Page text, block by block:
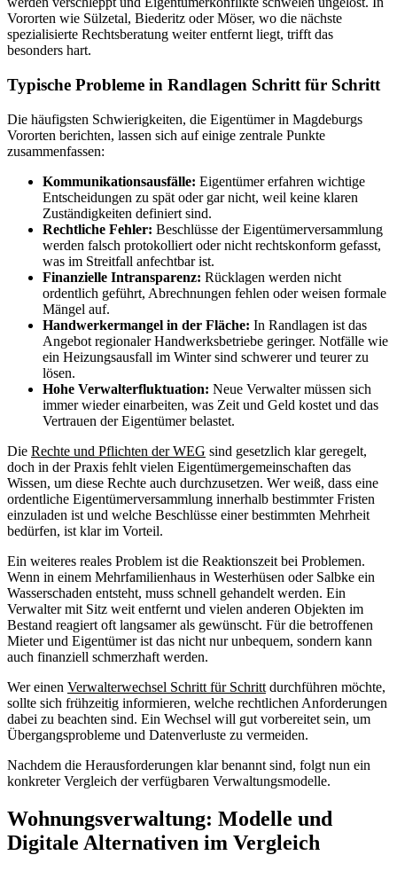
Vororten wie Sülzetal, Biederitz oder Möser, wo die nächste
spezialisierte Rechtsberatung weiter entfernt liegt, trifft das
besonders hart.
Typische Probleme in Randlagen Schritt für Schritt
Die häufigsten Schwierigkeiten, die Eigentümer in Magdeburgs
Vororten berichten, lassen sich auf einige zentrale Punkte
zusammenfassen:
Kommunikationsausfälle: Eigentümer erfahren wichtige
Entscheidungen zu spät oder gar nicht, weil keine klaren
Zuständigkeiten definiert sind.
Rechtliche Fehler: Beschlüsse der Eigentümerversammlung
werden falsch protokolliert oder nicht rechtskonform gefasst,
was im Streitfall anfechtbar ist.
Finanzielle Intransparenz: Rücklagen werden nicht
ordentlich geführt, Abrechnungen fehlen oder weisen formale
Mängel auf.
Handwerkermangel in der Fläche: In Randlagen ist das
Angebot regionaler Handwerksbetriebe geringer. Notfälle wie
ein Heizungsausfall im Winter sind schwerer und teurer zu
lösen.
Hohe Verwalterfluktuation: Neue Verwalter müssen sich
immer wieder einarbeiten, was Zeit und Geld kostet und das
Vertrauen der Eigentümer belastet.
Die Rechte und Pflichten der WEG sind gesetzlich klar geregelt,
doch in der Praxis fehlt vielen Eigentümergemeinschaften das
Wissen, um diese Rechte auch durchzusetzen. Wer weiß, dass eine
ordentliche Eigentümerversammlung innerhalb bestimmter Fristen
einzuladen ist und welche Beschlüsse einer bestimmten Mehrheit
bedürfen, ist klar im Vorteil.
Ein weiteres reales Problem ist die Reaktionszeit bei Problemen.
Wenn in einem Mehrfamilienhaus in Westerhüsen oder Salbke ein
Wasserschaden entsteht, muss schnell gehandelt werden. Ein
Verwalter mit Sitz weit entfernt und vielen anderen Objekten im
Bestand reagiert oft langsamer als gewünscht. Für die betroffenen
Mieter und Eigentümer ist das nicht nur unbequem, sondern kann
auch finanziell schmerzhaft werden.
Wer einen Verwalterwechsel Schritt für Schritt durchführen möchte,
sollte sich frühzeitig informieren, welche rechtlichen Anforderungen
dabei zu beachten sind. Ein Wechsel will gut vorbereitet sein, um
Übergangsprobleme und Datenverluste zu vermeiden.
Nachdem die Herausforderungen klar benannt sind, folgt nun ein
konkreter Vergleich der verfügbaren Verwaltungsmodelle.
Wohnungsverwaltung: Modelle und
Digitale Alternativen im Vergleich